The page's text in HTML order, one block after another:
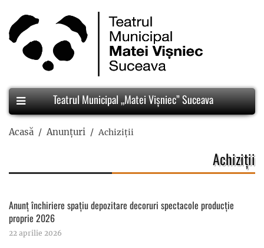
Teatrul Municipal „Matei Vișniec” Suceava
Acasă Anunțuri Achiziții
Achiziții
Anunț închiriere spațiu depozitare decoruri spectacole producție
proprie 2026
22 aprilie 2026